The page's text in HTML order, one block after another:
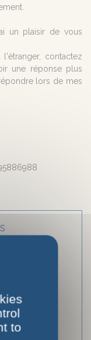
un plaisir de vous
contactez
une réponse plus
lors de mes
to